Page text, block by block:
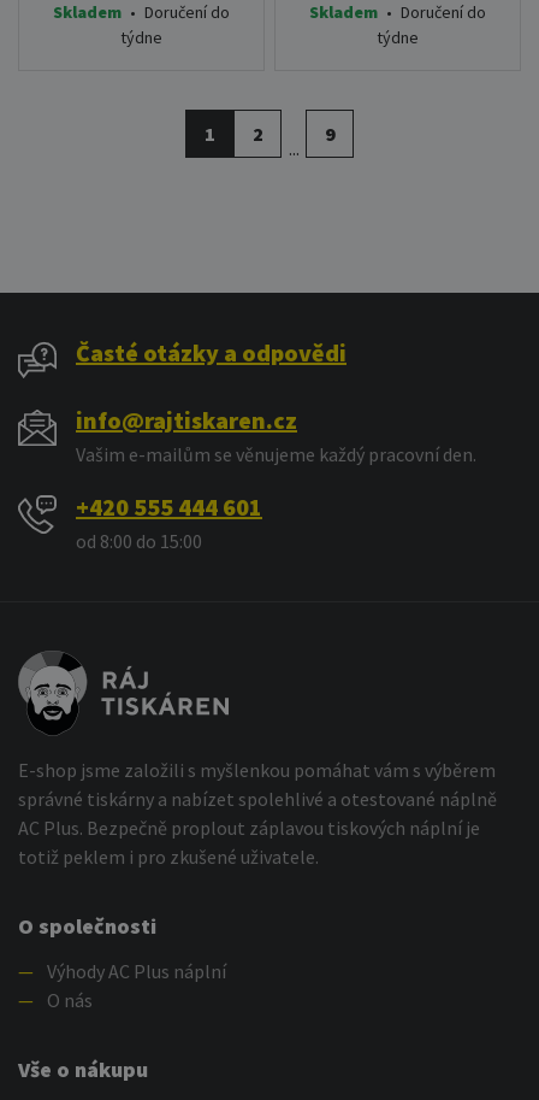
Skladem • Doručení do
týdne
Skladem • Doručení do
týdne
1 2
...
9
Časté otázky a odpovědi
info@rajtiskaren.cz
Vašim e-mailům se věnujeme každý pracovní den.
+420 555 444 601
od 8:00 do 15:00
E-shop jsme založili s myšlenkou pomáhat vám s výběrem
správné tiskárny a nabízet spolehlivé a otestované náplně
AC Plus. Bezpečně proplout záplavou tiskových náplní je
totiž peklem i pro zkušené uživatele.
O společnosti
— Výhody AC Plus náplní
—
O nás
Vše o nákupu